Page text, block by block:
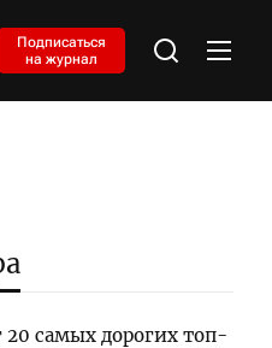
Подписаться
на журнал
20 самых дорогих топ-